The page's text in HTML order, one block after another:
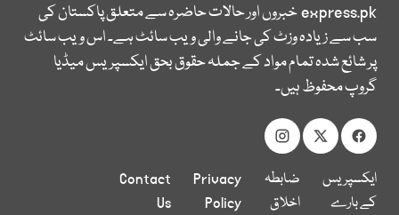
express.pkخبروں اور حالات حاضرہ سے متعلق پاکستان کی
سب سے زیادہ وزٹ کی جانے والی ویب سائٹ ہے۔ اس ویب سائٹ
پر شائع شدہ تمام مواد کے جملہ حقوق بحق ایکسپریس میڈیا
گروپ محفوظ ہیں۔
ایکسپریس
کے بارے
ضابطہ
اخلاق
Privacy
Policy
Contact
Us